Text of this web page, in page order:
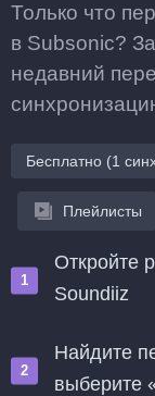
Только что
в Subsonic?
недавний
Бесплатно (1
Плейлисты
Откройте
Soundiiz
Найдите
выберите